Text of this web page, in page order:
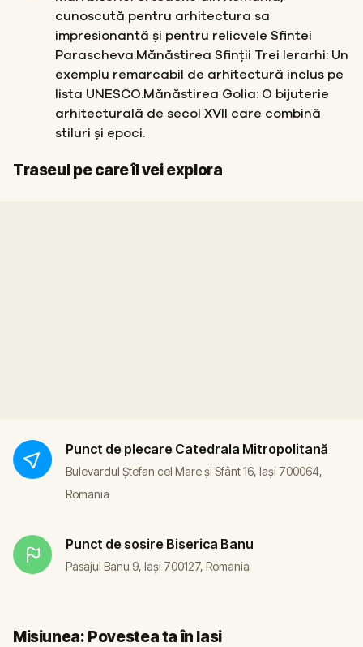
cunoscută pentru arhitectura sa
impresionantă și pentru relicvele Sfintei
Parascheva.Mănăstirea Sfinții Trei Ierarhi: Un
exemplu remarcabil de arhitectură inclus pe
lista UNESCO.Mănăstirea Golia: O bijuterie
arhitecturală de secol XVII care combină
stiluri și epoci.
Traseul pe care îl vei explora
Start
Sosire
Punct de plecare Catedrala Mitropolitană
Bulevardul Ștefan cel Mare și Sfânt 16, Iași 700064,
Romania
Punct de sosire Biserica Banu
Pasajul Banu 9, Iași 700127, Romania
Misiunea: Povestea ta în Iasi